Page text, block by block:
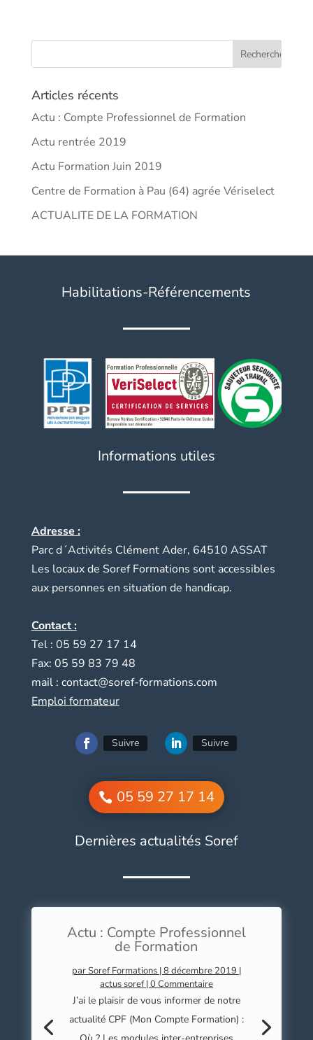
Articles récents
Actu : Compte Professionnel de Formation
Actu rentrée 2019
Actu Formation Juin 2019
Centre de Formation à Pau (64) agrée Vériselect
ACTUALITE DE LA FORMATION
Habilitations-Référencements
Informations utiles
Adresse :
Parc d´Activités Clément Ader, 64510 ASSAT
Les locaux de Soref Formations sont accessibles
aux personnes en situation de handicap.
Contact :
Tel : 05 59 27 17 14
Fax: 05 59 83 79 48
mail : contact@soref-formations.com
Emploi formateur
Suivre Suivre
05 59 27 17 14
Dernières actualités Soref
Actu : Compte Professionnel
de Formation
parSoref Formations|8 décembre 2019 |
actus soref| 0 Commentaire
J’ai le plaisir de vous informer de notre
actualité CPF (Mon Compte Formation) :